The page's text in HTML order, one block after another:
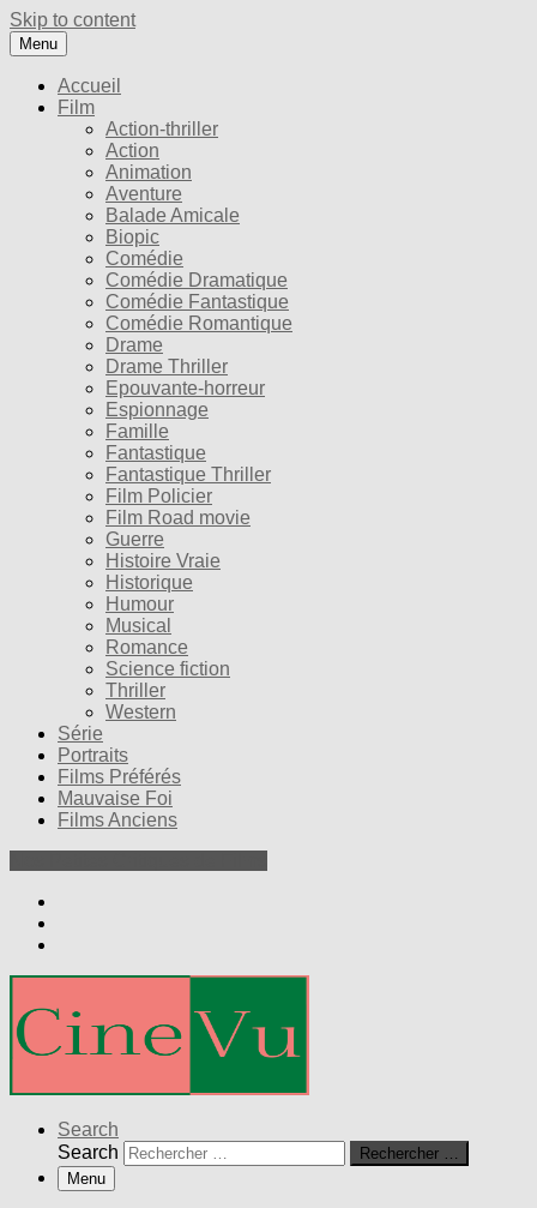
Skip to content
Menu
Accueil
Film
Action-thriller
Action
Animation
Aventure
Balade Amicale
Biopic
Comédie
Comédie Dramatique
Comédie Fantastique
Comédie Romantique
Drame
Drame Thriller
Epouvante-horreur
Espionnage
Famille
Fantastique
Fantastique Thriller
Film Policier
Film Road movie
Guerre
Histoire Vraie
Historique
Humour
Musical
Romance
Science fiction
Thriller
Western
Série
Portraits
Films Préférés
Mauvaise Foi
Films Anciens
Search
Search
Rechercher …
Menu